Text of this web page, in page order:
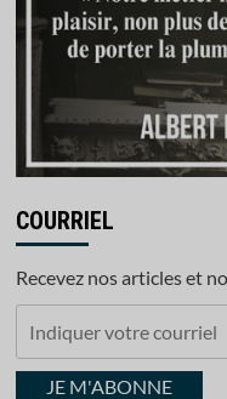
COURRIEL
Recevez nos articles et
courrielJE M'ABONNE